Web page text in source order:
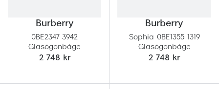
Burberry
0BE2347 3942
Glasögonbåge
2 748 kr
Burberry
Sophia 0BE1355 1319
Glasögonbåge
2 748 kr